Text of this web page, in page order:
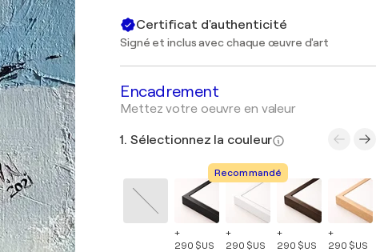
Certificat d'authenticité
Signé et inclus avec chaque œuvre d'art
Encadrement
Mettez votre oeuvre en valeur
1. Sélectionnez la couleur
+
290 $US
Recommandé
+
290 $US
+
290 $US
+
290 $US